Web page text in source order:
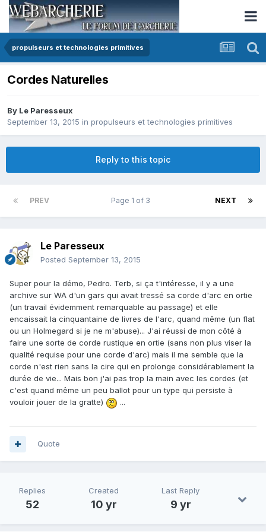
propulseurs et technologies primitives
Cordes Naturelles
By Le Paresseux
September 13, 2015 in propulseurs et technologies primitives
Reply to this topic
PREV NEXT
Page 1 of 3
Le Paresseux
Posted September 13, 2015
Super pour la démo, Pedro. Terb, si ça t'intéresse, il y a une
archive sur WA d'un gars qui avait tressé sa corde d'arc en ortie
(un travail évidemment remarquable au passage) et elle
encaissait la cinquantaine de livres de l'arc, quand même (un flat
ou un Holmegard si je ne m'abuse)... J'ai réussi de mon côté à
faire une sorte de corde rustique en ortie (sans non plus viser la
qualité requise pour une corde d'arc) mais il me semble que la
corde n'est rien sans la cire qui en prolonge considérablement la
durée de vie... Mais bon j'ai pas trop la main avec les cordes (et
c'est quand même un peu ballot pour un type qui persiste à
vouloir jouer de la gratte)
...
Quote
Replies
52
Created
10 yr
Last Reply
9 yr